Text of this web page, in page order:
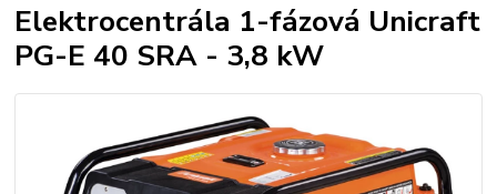
Elektrocentrála 1-fázová Unicraft
PG-E 40 SRA - 3,8 kW